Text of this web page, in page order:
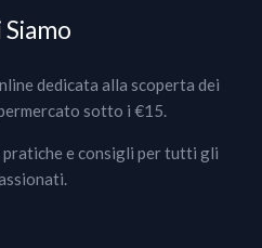
Siamo
dedicata alla scoperta dei
sotto i €15.
pratiche e consigli per tutti gli